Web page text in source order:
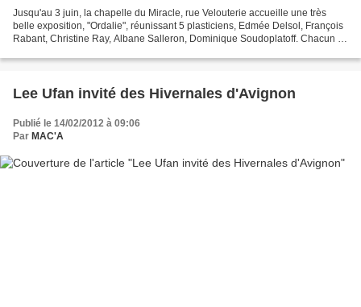
Jusqu'au 3 juin, la chapelle du Miracle, rue Velouterie accueille une très
belle exposition, "Ordalie", réunissant 5 plasticiens, Edmée Delsol, François
Rabant, Christine Ray, Albane Salleron, Dominique Soudoplatoff. Chacun à
Lee Ufan invité des Hivernales d'Avignon
Publié le 14/02/2012 à 09:06
Par MAC'A